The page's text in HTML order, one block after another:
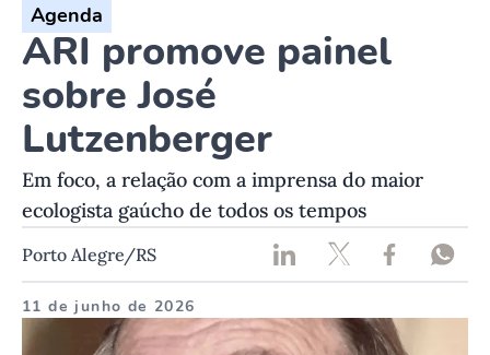
Agenda
ARI promove painel
sobre José
Lutzenberger
Em foco, a relação com a imprensa do maior
ecologista gaúcho de todos os tempos
Porto Alegre/RS
11 de junho de 2026